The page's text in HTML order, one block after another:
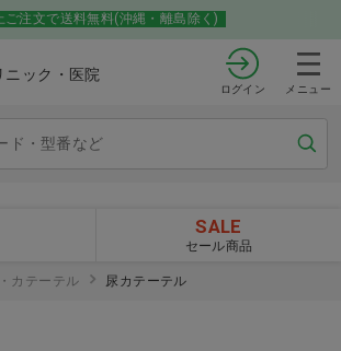
ご注文で送料無料(沖縄・離島除く)
ニック・医院
ログイン メニュー
SALE
セール商品
カテーテル 尿カテーテル